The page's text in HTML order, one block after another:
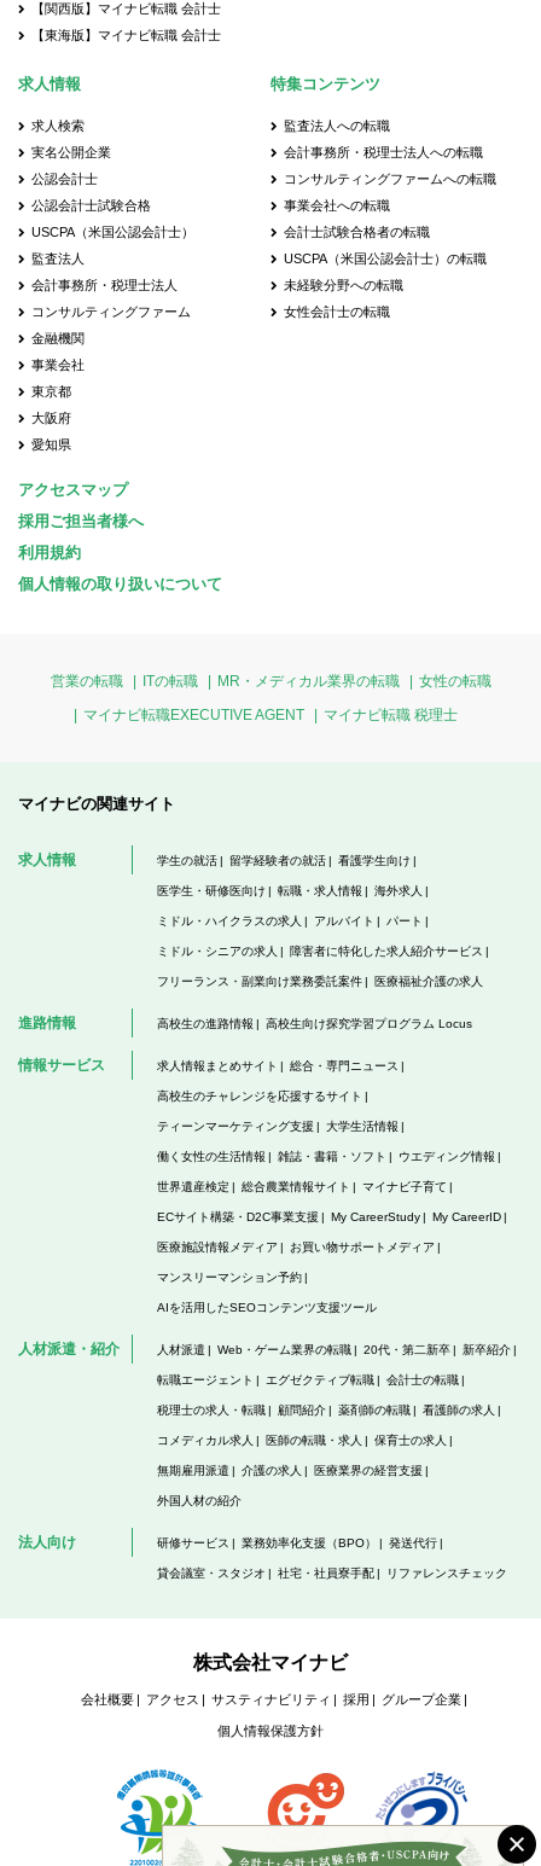
【関西版】マイナビ転職 会計士
【東海版】マイナビ転職 会計士
求人情報
求人検索
実名公開企業
公認会計士
公認会計士試験合格
USCPA（米国公認会計士）
監査法人
会計事務所・税理士法人
コンサルティングファーム
金融機関
事業会社
東京都
大阪府
愛知県
特集コンテンツ
監査法人への転職
会計事務所・税理士法人への転職
コンサルティングファームへの転職
事業会社への転職
会計士試験合格者の転職
USCPA（米国公認会計士）の転職
未経験分野への転職
女性会計士の転職
アクセスマップ
採用ご担当者様へ
利用規約
個人情報の取り扱いについて
営業の転職 ITの転職 MR・メディカル業界の転職
女性の転職
マイナビ転職EXECUTIVE AGENT
マイナビ転職 税理士
マイナビの関連サイト
求人情報 学生の就活 留学経験者の就活 看護学生向け
医学生・研修医向け 転職・求人情報 海外求人
ミドル・ハイクラスの求人 アルバイト パート
ミドル・シニアの求人 障害者に特化した求人紹介サービス
フリーランス・副業向け業務委託案件 医療福祉介護の求人
進路情報 高校生の進路情報 高校生向け探究学習プログラム Locus
情報サービス 求人情報まとめサイト 総合・専門ニュース
高校生のチャレンジを応援するサイト
ティーンマーケティング支援 大学生活情報
働く女性の生活情報 雑誌・書籍・ソフト ウエディング情報
世界遺産検定 総合農業情報サイト マイナビ子育て
ECサイト構築・D2C事業支援 My CareerStudy My CareerID
医療施設情報メディア お買い物サポートメディア
マンスリーマンション予約
AIを活用したSEOコンテンツ支援ツール
人材派遣・紹介 人材派遣 Web・ゲーム業界の転職 20代・第二新卒 新卒紹介
転職エージェント エグゼクティブ転職 会計士の転職
税理士の求人・転職 顧問紹介 薬剤師の転職 看護師の求人
コメディカル求人 医師の転職・求人 保育士の求人
無期雇用派遣 介護の求人 医療業界の経営支援
外国人材の紹介
法人向け 研修サービス 業務効率化支援（BPO） 発送代行
貸会議室・スタジオ 社宅・社員寮手配 リファレンスチェック
株式会社マイナビ
会社概要 アクセス サスティナビリティ 採用 グループ企業
個人情報保護方針